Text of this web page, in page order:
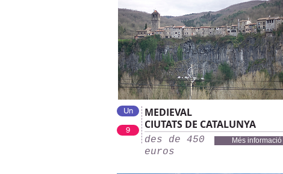
9
Un
MEDIEVAL
CIUTATS DE CATALUNYA
des de 450
euros
Més informació